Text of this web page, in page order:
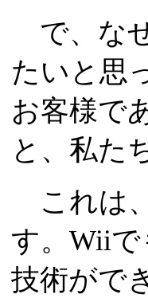
で、な
たいと思
お客様で
と、私た
これは
す。Wii
技術がで